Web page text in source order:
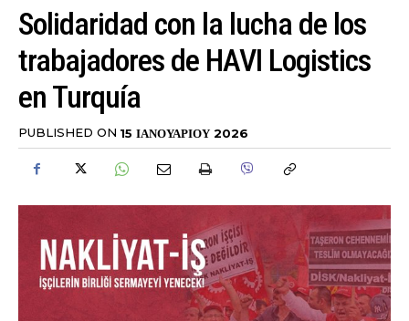
Solidaridad con la lucha de los
trabajadores de HAVI Logistics
en Turquía
PUBLISHED ON 15 ΙΑΝΟΥΑΡΊΟΥ 2026